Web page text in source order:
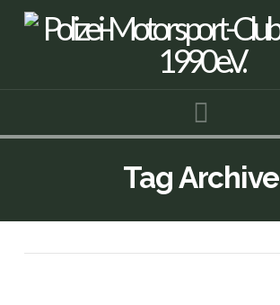
Tag Archive